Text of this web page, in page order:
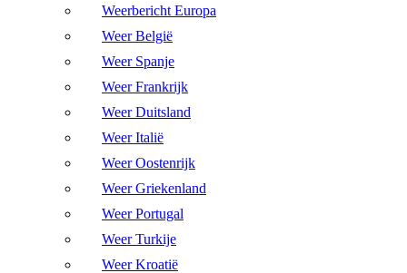
Weerbericht Europa
Weer België
Weer Spanje
Weer Frankrijk
Weer Duitsland
Weer Italië
Weer Oostenrijk
Weer Griekenland
Weer Portugal
Weer Turkije
Weer Kroatië